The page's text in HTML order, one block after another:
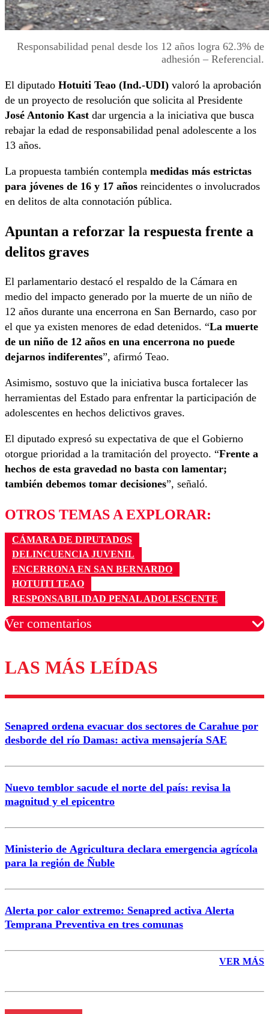
Responsabilidad penal desde los 12 años logra 62.3% de
adhesión – Referencial.
El diputado Hotuiti Teao (Ind.-UDI) valoró la aprobación
de un proyecto de resolución que solicita al Presidente
José Antonio Kast dar urgencia a la iniciativa que busca
rebajar la edad de responsabilidad penal adolescente a los
13 años.
La propuesta también contempla medidas más estrictas
para jóvenes de 16 y 17 años reincidentes o involucrados
en delitos de alta connotación pública.
Apuntan a reforzar la respuesta frente a
delitos graves
El parlamentario destacó el respaldo de la Cámara en
medio del impacto generado por la muerte de un niño de
12 años durante una encerrona en San Bernardo, caso por
el que ya existen menores de edad detenidos. “La muerte
de un niño de 12 años en una encerrona no puede
dejarnos indiferentes”, afirmó Teao.
Asimismo, sostuvo que la iniciativa busca fortalecer las
herramientas del Estado para enfrentar la participación de
adolescentes en hechos delictivos graves.
El diputado expresó su expectativa de que el Gobierno
otorgue prioridad a la tramitación del proyecto. “Frente a
hechos de esta gravedad no basta con lamentar;
también debemos tomar decisiones”, señaló.
OTROS TEMAS A EXPLORAR:
CÁMARA DE DIPUTADOS
DELINCUENCIA JUVENIL
ENCERRONA EN SAN BERNARDO
HOTUITI TEAO
RESPONSABILIDAD PENAL ADOLESCENTE
Ver comentarios
Los comentarios son moderados para garantizar un
diálogo respetuoso.
Nombre
Correo
LAS MÁS LEÍDAS
Senapred ordena evacuar dos sectores de Carahue por
desborde del río Damas: activa mensajería SAE
Nuevo temblor sacude el norte del país: revisa la
magnitud y el epicentro
Ministerio de Agricultura declara emergencia agrícola
para la región de Ñuble
Alerta por calor extremo: Senapred activa Alerta
Temprana Preventiva en tres comunas
VER MÁS